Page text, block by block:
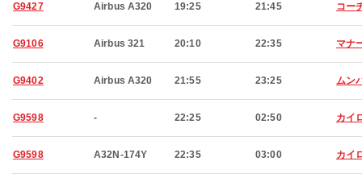
G9427 Airbus A320 19:25 21:45 コー
G9106 Airbus 321 20:10 22:35 マナ
G9402 Airbus A320 21:55 23:25 ムン
G9598 - 22:25 02:50 カイ
G9598 A32N-174Y 22:35 03:00 カイ